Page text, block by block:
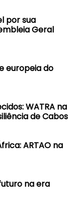
por sua
Geral
europeia do
WATRA na
de Cabos
ARTAO na
na era